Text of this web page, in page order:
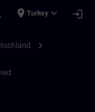
place Turkey expand_more login
chevron_right